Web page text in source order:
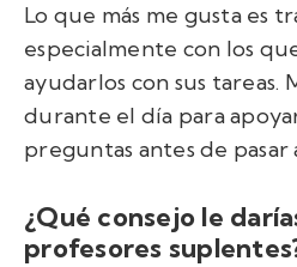
Lo que más me gusta es
especialmente con los
ayudarlos con sus
durante el día para
preguntas antes de pasar
¿Qué consejo le
profesores